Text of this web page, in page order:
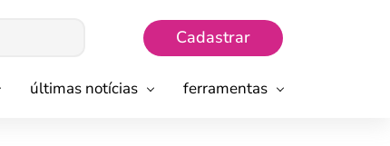
Cadastrar
últimas notícias ferramentas